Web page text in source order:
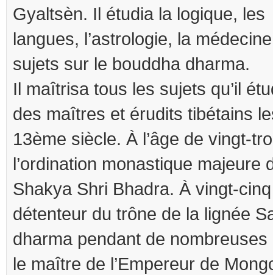
Gyaltsèn. Il étudia la logique, les
langues, l’astrologie, la
sujets sur le bouddha dharma.
Il maîtrisa tous les sujets qu’il
des maîtres et érudits tibétains
13ème siècle. À l’âge de vingt-
l’ordination monastique majeure
Shakya Shri Bhadra. À vingt-
détenteur du trône de la lignée
dharma pendant de
le maître de l’Empereur de